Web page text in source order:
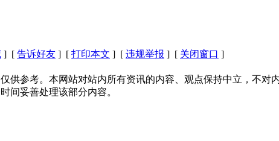
] [ 告诉好友 ] [ 打印本文 ] [ 违规举报 ] [ 关闭窗口 ]
供参考。本网站对站内所有资讯的内容、观点保持中立，不对
间妥善处理该部分内容。